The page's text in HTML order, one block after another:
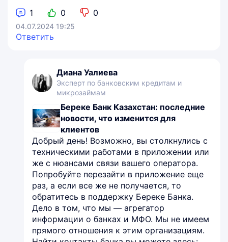
1
0 0
04.07.2024 19:25
Ответить
Диана Уалиева
Эксперт по банковским кредитам и
микрозаймам
Береке Банк Казахстан: последние
новости, что изменится для
клиентов
Добрый день! Возможно, вы столкнулись с
техническими работами в приложении или
же с нюансами связи вашего оператора.
Попробуйте перезайти в приложение еще
раз, а если все же не получается, то
обратитесь в поддержку Береке Банка.
Дело в том, что мы — агрегатор
информации о банках и МФО. Мы не имеем
прямого отношения к этим организациям.